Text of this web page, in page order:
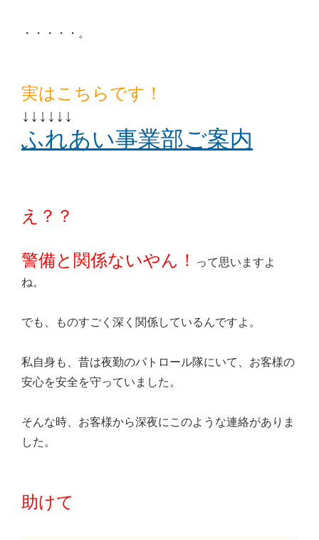
・・・・・。
実はこちらです！
↓↓↓↓↓↓
ふれあい事業部ご案内
え？？
警備と関係ないやん！
って思いますよ
ね。
でも、ものすごく深く関係しているんですよ。
私自身も、昔は夜勤のパトロール隊にいて、お客様の
安心を安全を守っていました。
そんな時、お客様から深夜にこのような連絡がありま
した。
助けて